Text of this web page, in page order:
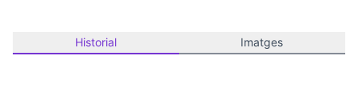
Historial Imatges